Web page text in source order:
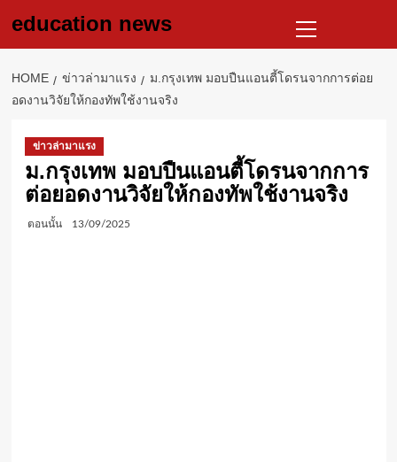
education news
Menu
HOME ข่าวล่ามาแรง
ม.กรุงเทพ มอบปืนแอนตี้โดรนจากการต่อย
อดงานวิจัยให้กองทัพใช้งานจริง
ข่าวล่ามาแรง
ม.กรุงเทพ มอบปืนแอนตี้โดรนจากการ
ต่อยอดงานวิจัยให้กองทัพใช้งานจริง
ตอนนั้น 13/09/2025